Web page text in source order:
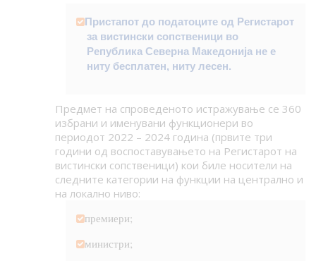
Пристапот до податоците од Регистарот
за вистински сопственици во
Република Северна Македонија не е
ниту бесплатен, ниту лесен.
Предмет на спроведеното истражување се 360
избрани и именувани функционери во
периодот 2022 – 2024 година (првите три
години од воспоставувањето на Регистарот на
вистински сопственици) кои биле носители на
следните категории на функции на централно и
на локално ниво:
премиери;
министри;